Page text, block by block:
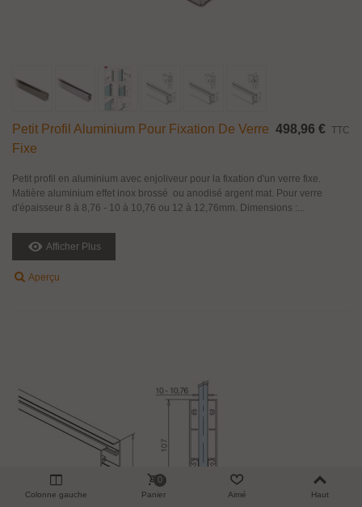
Petit Profil Aluminium Pour Fixation De Verre
Fixe
498,96 € TTC
Petit profil en aluminium avec enjoliveur pour la fixation d'un verre fixe.
Matière aluminium effet inox brossé ou anodisé argent mat. Pour verre
d'épaisseur 8 à 8,76 - 10 à 10,76 ou 12 à 12,76mm. Dimensions :...
Afficher Plus
Aperçu
Colonne gauche Panier
0
Aimé Haut